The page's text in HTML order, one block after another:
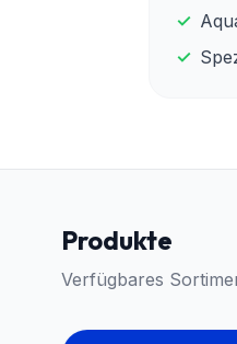
✓
✓
Produkte
Verfügbares